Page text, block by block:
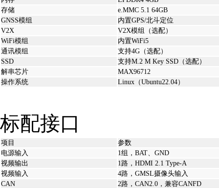
存储
e.MMC 5.1 64GB
GNSS模组
内置GPS/北斗定位
V2X
V2X模组（选配）
WiFi模组
内置WiFi5
通讯模组
支持4G（选配）
SSD
支持M.2 M Key SSD（选配）
解串芯片
MAX96712
操作系统
Linux（Ubuntu22.04）
标配接口
项目
参数
电源输入
1组，BAT、GND
视频输出
1路，HDMI 2.1 Type-A
视频输入
4路，GMSL摄像头输入
CAN
2路，CAN2.0，兼容CANFD